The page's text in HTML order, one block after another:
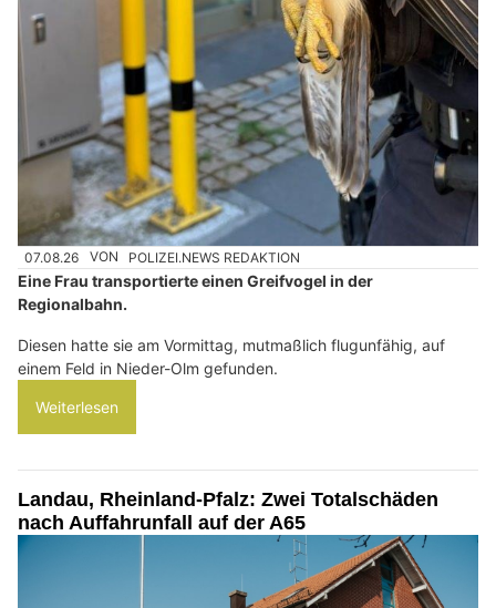
07.08.26 VON POLIZEI.NEWS REDAKTION
Eine Frau transportierte einen Greifvogel in der
Regionalbahn.
Diesen hatte sie am Vormittag, mutmaßlich flugunfähig, auf
einem Feld in Nieder-Olm gefunden.
Weiterlesen
Landau, Rheinland-Pfalz: Zwei Totalschäden
nach Auffahrunfall auf der A65